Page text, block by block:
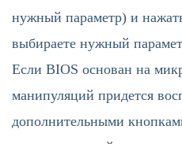
нужный параметр) и
выбираете нужный
Если BIOS основан на
манипуляций придется
дополнительными